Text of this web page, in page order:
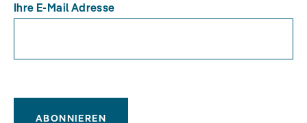
Ihre E-Mail Adresse
ABONNIEREN